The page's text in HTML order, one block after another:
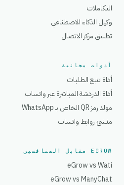
التكاملات
وكيل الذكاء الاصطناعي
تطبيق مركز الاتصال
أدوات مجانية
أداة تتبع الطلبات
أداة الدردشة المباشرة عبر واتساب
مولد رمز QR الخاص بـ WhatsApp
منشئ روابط واتساب
EGROW مقابل المنافسين
eGrow vs Wati
eGrow vs ManyChat